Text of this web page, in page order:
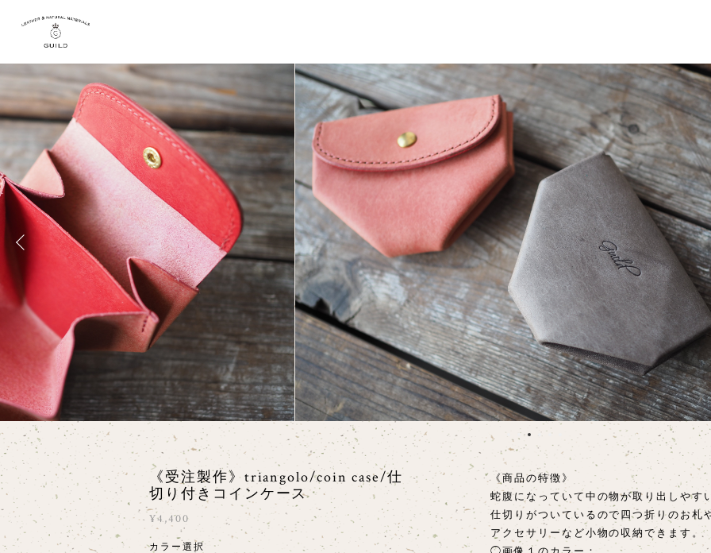
《受注製作》triangolo/coin case/仕
切り付きコインケース
¥4,400
カラー選択
《商品の特徴》
蛇腹になっていて中の物が取り出しやす
仕切りがついているので四つ折りのお札
アクセサリーなど小物の収納できます。